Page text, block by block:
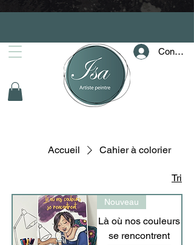
Accueil Cahier à colorier
Tri
Nouveau
Là où nos couleurs
se rencontrent